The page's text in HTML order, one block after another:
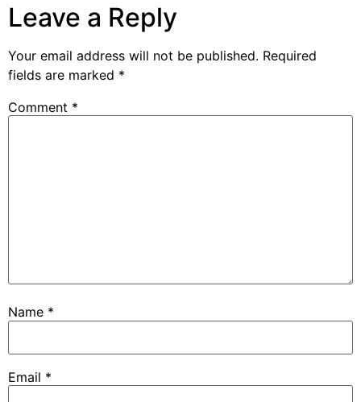
Leave a Reply
Your email address will not be published. Required
fields are marked *
Comment *
Name *
Email *